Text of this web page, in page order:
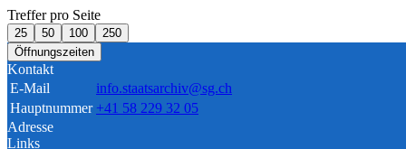
Treffer pro Seite
25 50 100
250
Öffnungszeiten
Kontakt
E-Mail
info.staatsarchiv@sg.ch
Hauptnummer +41 58 229 32 05
Adresse
Links